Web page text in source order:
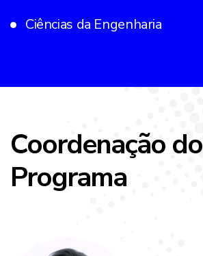
Ciências da Engenharia
Coordenação do
Programa